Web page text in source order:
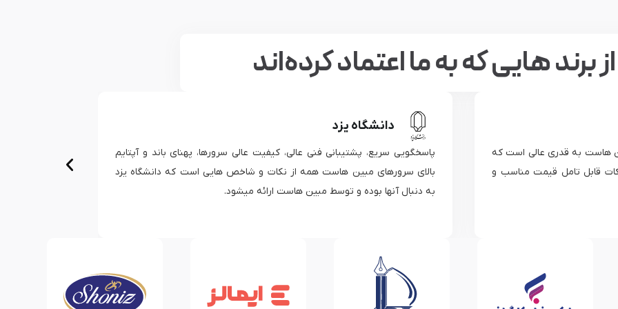
برند هایی که به ما اعتماد کرده‌اند
فنی عالی، کیفیت عالی سرورها، پهنای باند و آپتایم
همه از نکات و شاخص هایی است که دانشگاه یزد
مبین هاست ارائه میشود.
به جرات از فاکتورهای مثبت مبین هاست روابط عمومی بسیار قوی و همچنین
پاسخگویی به نیازها در کوتاه ترین زمان ممکن است، سرور های مبین هاست
بالاترین Stability را داشته و این شرکت تنها شرکتی است که کمترین مشکل را با